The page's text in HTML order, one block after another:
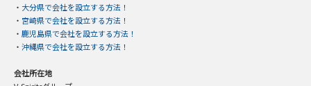
・ 大分県で会社を設立する方法！
・ 宮崎県で会社を設立する方法！
・ 鹿児島県で会社を設立する方法！
・ 沖縄県で会社を設立する方法！
会社所在地